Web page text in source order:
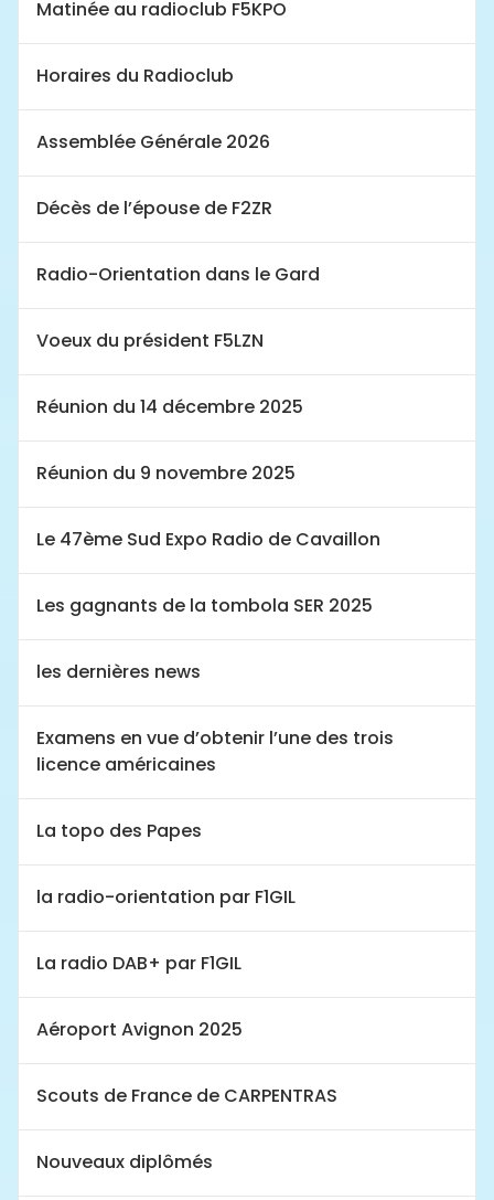
Matinée au radioclub F5KPO
Horaires du Radioclub
Assemblée Générale 2026
Décès de l’épouse de F2ZR
Radio-Orientation dans le Gard
Voeux du président F5LZN
Réunion du 14 décembre 2025
Réunion du 9 novembre 2025
Le 47ème Sud Expo Radio de Cavaillon
Les gagnants de la tombola SER 2025
les dernières news
Examens en vue d’obtenir l’une des trois
licence américaines
La topo des Papes
la radio-orientation par F1GIL
La radio DAB+ par F1GIL
Aéroport Avignon 2025
Scouts de France de CARPENTRAS
Nouveaux diplômés